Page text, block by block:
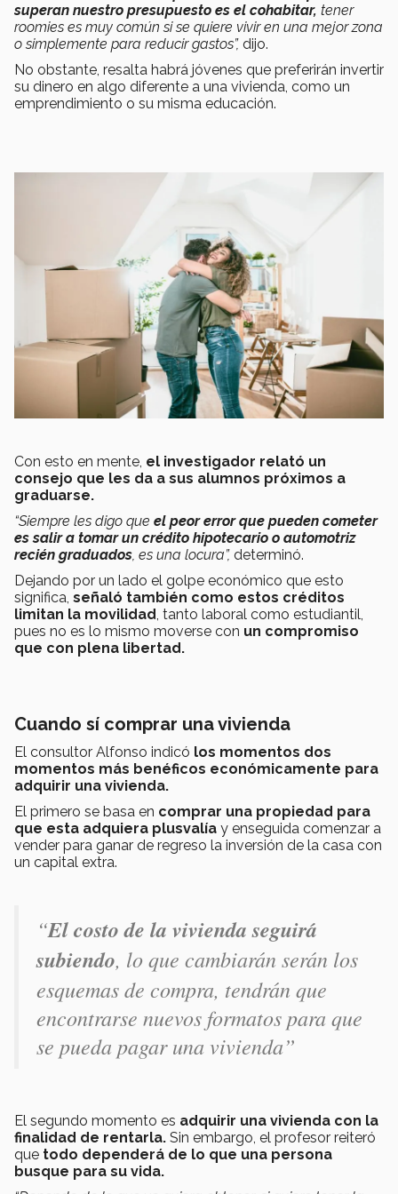
superan nuestro presupuesto es el cohabitar, tener
roomies es muy común si se quiere vivir en una mejor zona
o simplemente para reducir gastos”, dijo.
No obstante, resalta habrá jóvenes que preferirán invertir
su dinero en algo diferente a una vivienda, como un
emprendimiento o su misma educación.
Con esto en mente, el investigador relató un
consejo que les da a sus alumnos próximos a
graduarse.
“Siempre les digo que el peor error que pueden cometer
es salir a tomar un crédito hipotecario o automotriz
recién graduados, es una locura”, determinó.
Dejando por un lado el golpe económico que esto
significa, señaló también como estos créditos
limitan la movilidad, tanto laboral como estudiantil,
pues no es lo mismo moverse con un compromiso
que con plena libertad.
Cuando sí comprar una vivienda
El consultor Alfonso indicó los momentos dos
momentos más benéficos económicamente para
adquirir una vivienda.
El primero se basa en comprar una propiedad para
que esta adquiera plusvalía y enseguida comenzar a
vender para ganar de regreso la inversión de la casa con
un capital extra.
“El costo de la vivienda seguirá
subiendo, lo que cambiarán serán los
esquemas de compra, tendrán que
encontrarse nuevos formatos para que
se pueda pagar una vivienda”
El segundo momento es adquirir una vivienda con la
finalidad de rentarla. Sin embargo, el profesor reiteró
que todo dependerá de lo que una persona
busque para su vida.